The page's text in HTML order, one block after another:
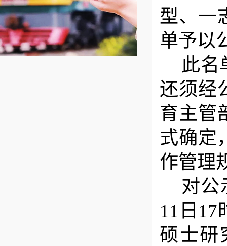
型、 一
单予以
此名
还须经
育主管
式确定
作管理
对公
11 日 17
硕士研